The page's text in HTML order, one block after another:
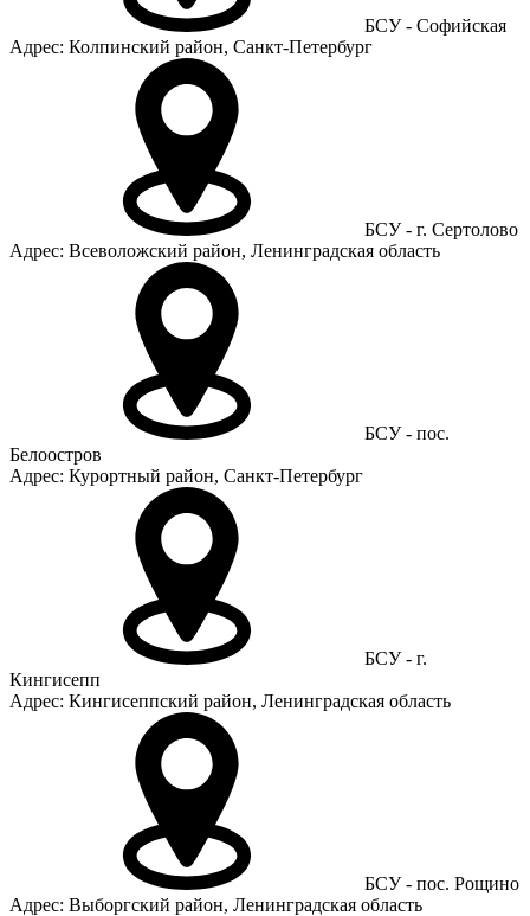
БСУ - Софийская
Адрес: Колпинский район, Санкт-Петербург
БСУ - г. Сертолово
Адрес: Всеволожский район, Ленинградская область
БСУ - пос.
Белоостров
Адрес: Курортный район, Санкт-Петербург
БСУ - г.
Кингисепп
Адрес: Кингисеппский район, Ленинградская область
БСУ - пос. Рощино
Адрес: Выборгский район, Ленинградская область